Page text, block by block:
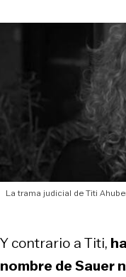
La trama judicial de Titi
Y contrario a Titi,
nombre de Sauer